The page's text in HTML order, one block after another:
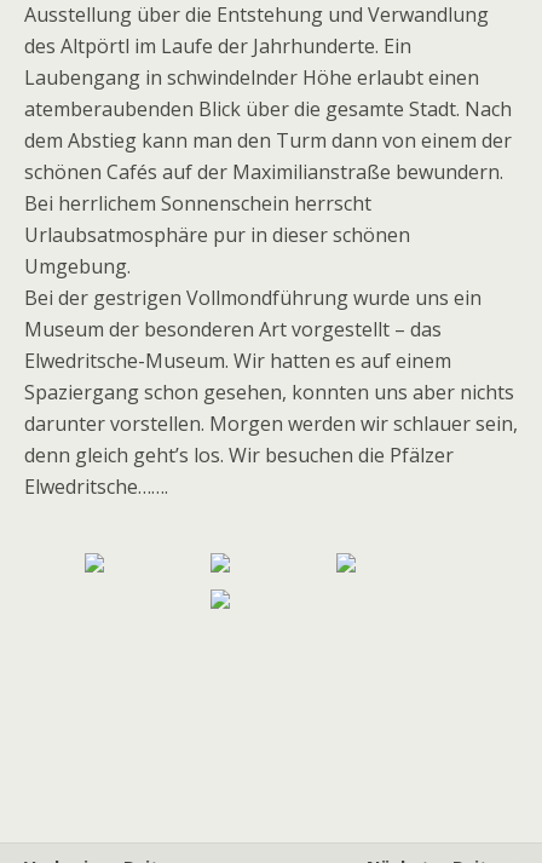
Ausstellung über die Entstehung und Verwandlung
des Altpörtl im Laufe der Jahrhunderte. Ein
Laubengang in schwindelnder Höhe erlaubt einen
atemberaubenden Blick über die gesamte Stadt. Nach
dem Abstieg kann man den Turm dann von einem der
schönen Cafés auf der Maximilianstraße bewundern.
Bei herrlichem Sonnenschein herrscht
Urlaubsatmosphäre pur in dieser schönen
Umgebung.
Bei der gestrigen Vollmondführung wurde uns ein
Museum der besonderen Art vorgestellt – das
Elwedritsche-Museum. Wir hatten es auf einem
Spaziergang schon gesehen, konnten uns aber nichts
darunter vorstellen. Morgen werden wir schlauer sein,
denn gleich geht’s los. Wir besuchen die Pfälzer
Elwedritsche…….